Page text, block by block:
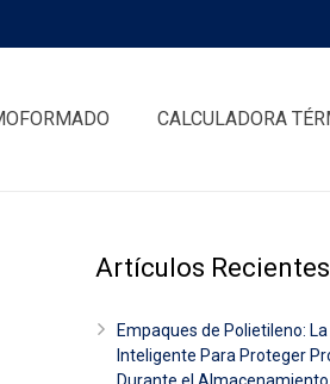
CALCULADORA
Artículos Recientes
Empaques de Polietileno:
Inteligente Para Proteger